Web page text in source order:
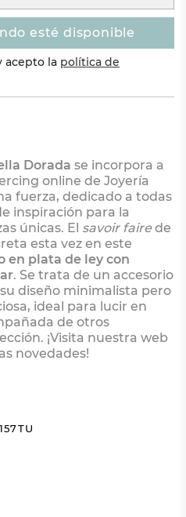
esté disponible
acepto la política de
Dorada se incorpora a
online de Joyería
fuerza, dedicado a todas
inspiración para la
únicas. El savoir fairede
esta vez en este
en plata de ley con
. Se trata de un accesorio
diseño minimalista pero
ideal para lucir en
de otros
¡Visita nuestra web
novedades!